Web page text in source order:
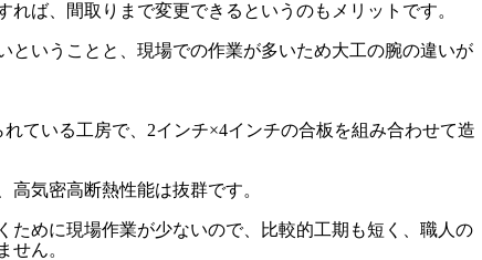
ば、間取りまで変更できるというのもメリットです。
ということと、現場での作業が多いため大工の腕の違いが
ている工房で、2インチ×4インチの合板を組み合わせて造
気密高断熱性能は抜群です。
ために現場作業が少ないので、比較的工期も短く、職人の
せん。